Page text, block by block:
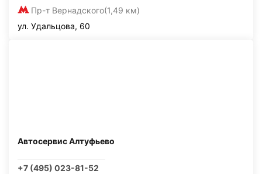
Пр-т Вернадского(1,49 км)
ул. Удальцова, 60
Автосервис Алтуфьево
+7 (495) 023-81-52